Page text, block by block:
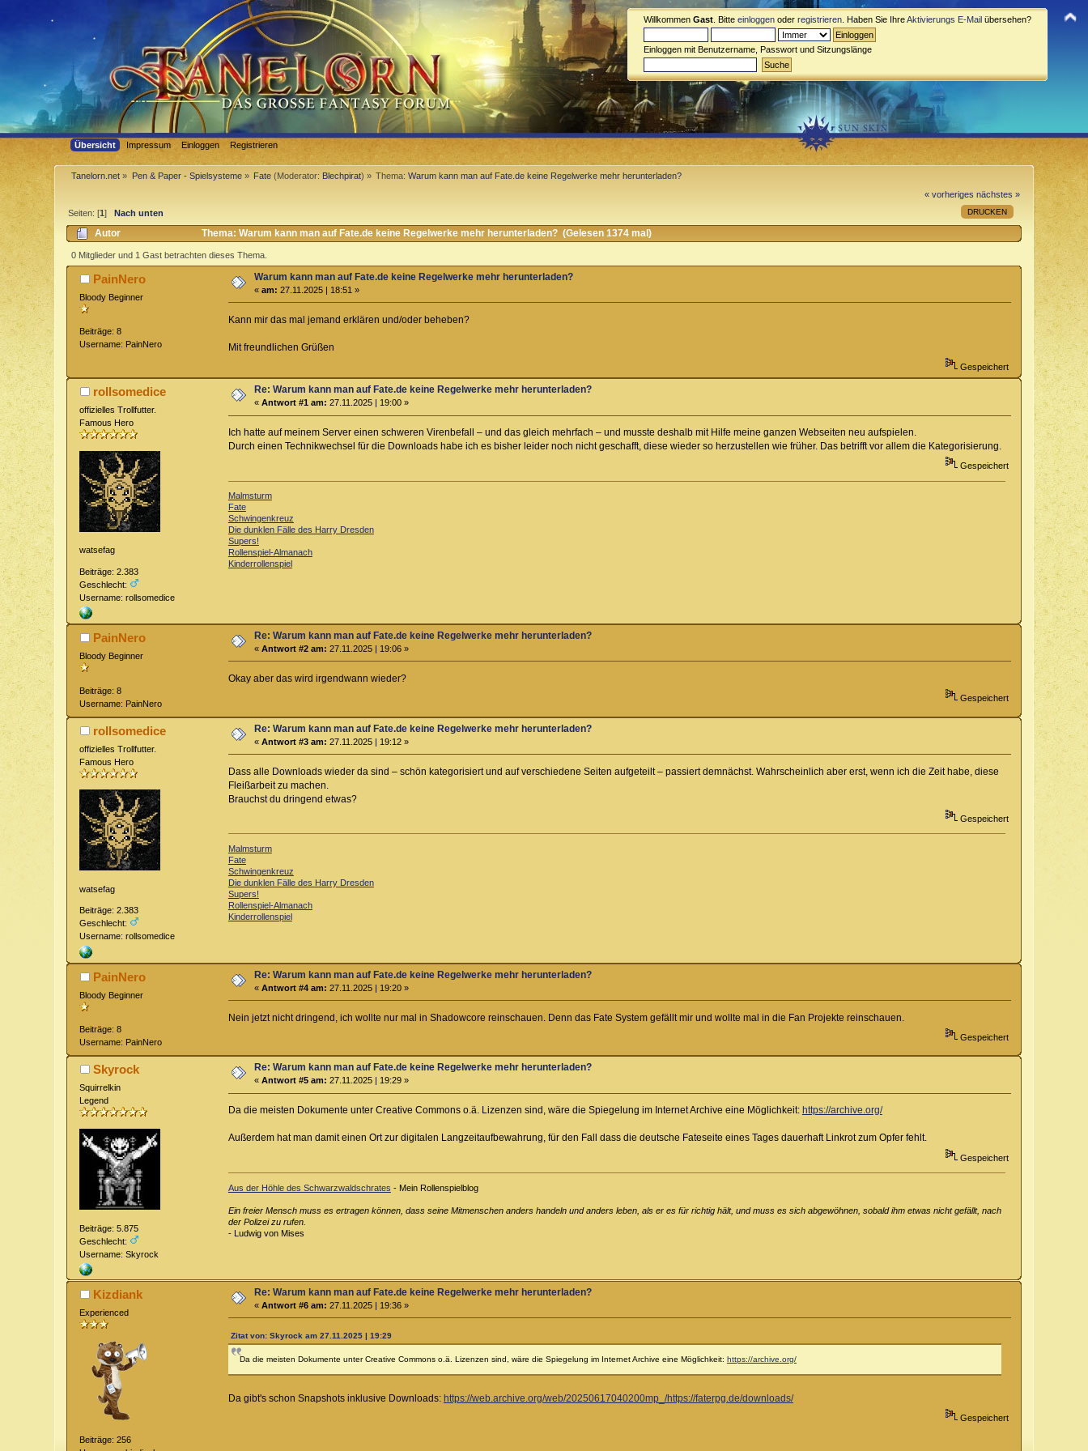
Willkommen Gast . Bitte einloggen oder registrieren . Haben Sie IhreAktivierungs E-Mail übersehen?
Einloggen mit Benutzername, Passwort und Sitzungslänge
Übersicht Impressum Einloggen Registrieren
Tanelorn.net » Pen & Paper - Spielsysteme» Fate (Moderator: Blechpirat) » Thema:Warum kann man auf Fate.de keine Regelwerke mehr herunterladen?
« vorheriges nächstes »
DRUCKEN
Seiten: [1]Nach unten
Autor Thema: Warum kann man auf Fate.de keine Regelwerke mehr herunterladen? (Gelesen 1374 mal)
0 Mitglieder und 1 Gast betrachten dieses Thema.
PainNero
Bloody Beginner
Beiträge: 8
Username: PainNero
Warum kann man auf Fate.de keine Regelwerke mehr herunterladen?
«am: 27.11.2025 | 18:51 »
Kann mir das mal jemand erklären und/oder beheben?
Mit freundlichen Grüßen
Gespeichert
rollsomedice
offizielles Trollfutter.
Famous Hero
watsefag
Beiträge: 2.383
Geschlecht:
Username: rollsomedice
Re: Warum kann man auf Fate.de keine Regelwerke mehr herunterladen?
«Antwort #1 am: 27.11.2025 | 19:00 »
Ich hatte auf meinem Server einen schweren Virenbefall – und das gleich mehrfach – und musste deshalb mit Hilfe meine ganzen Webseiten neu aufspielen.
Durch einen Technikwechsel für die Downloads habe ich es bisher leider noch nicht geschafft, diese wieder so herzustellen wie früher. Das betrifft vor allem die Kategorisierung.
Gespeichert
Malmsturm
Fate
Schwingenkreuz
Die dunklen Fälle des Harry Dresden
Supers!
Rollenspiel-Almanach
Kinderrollenspiel
PainNero
Bloody Beginner
Beiträge: 8
Username: PainNero
Re: Warum kann man auf Fate.de keine Regelwerke mehr herunterladen?
«Antwort #2 am: 27.11.2025 | 19:06 »
Okay aber das wird irgendwann wieder?
Gespeichert
rollsomedice
offizielles Trollfutter.
Famous Hero
watsefag
Beiträge: 2.383
Geschlecht:
Username: rollsomedice
Re: Warum kann man auf Fate.de keine Regelwerke mehr herunterladen?
«Antwort #3 am: 27.11.2025 | 19:12 »
Dass alle Downloads wieder da sind – schön kategorisiert und auf verschiedene Seiten aufgeteilt – passiert demnächst. Wahrscheinlich aber erst, wenn ich die Zeit habe, diese
Fleißarbeit zu machen.
Brauchst du dringend etwas?
Gespeichert
Malmsturm
Fate
Schwingenkreuz
Die dunklen Fälle des Harry Dresden
Supers!
Rollenspiel-Almanach
Kinderrollenspiel
PainNero
Bloody Beginner
Beiträge: 8
Username: PainNero
Re: Warum kann man auf Fate.de keine Regelwerke mehr herunterladen?
«Antwort #4 am: 27.11.2025 | 19:20 »
Nein jetzt nicht dringend, ich wollte nur mal in Shadowcore reinschauen. Denn das Fate System gefällt mir und wollte mal in die Fan Projekte reinschauen.
Gespeichert
Skyrock
Squirrelkin
Legend
Beiträge: 5.875
Geschlecht:
Username: Skyrock
Re: Warum kann man auf Fate.de keine Regelwerke mehr herunterladen?
«Antwort #5 am: 27.11.2025 | 19:29 »
Da die meisten Dokumente unter Creative Commons o.ä. Lizenzen sind, wäre die Spiegelung im Internet Archive eine Möglichkeit: https://archive.org/
Außerdem hat man damit einen Ort zur digitalen Langzeitaufbewahrung, für den Fall dass die deutsche Fateseite eines Tages dauerhaft Linkrot zum Opfer fehlt.
Gespeichert
Aus der Höhle des Schwarzwaldschrates - Mein Rollenspielblog
Ein freier Mensch muss es ertragen können, dass seine Mitmenschen anders handeln und anders leben, als er es für richtig hält, und muss es sich abgewöhnen, sobald ihm etwas nicht gefällt, nach
der Polizei zu rufen.
- Ludwig von Mises
Kizdiank
Experienced
Beiträge: 256
Re: Warum kann man auf Fate.de keine Regelwerke mehr herunterladen?
«Antwort #6 am: 27.11.2025 | 19:36 »
Zitat von: Skyrock am 27.11.2025 | 19:29
Da die meisten Dokumente unter Creative Commons o.ä. Lizenzen sind, wäre die Spiegelung im Internet Archive eine Möglichkeit: https://archive.org/
Da gibt's schon Snapshots inklusive Downloads: https://web.archive.org/web/20250617040200mp_/https://faterpg.de/downloads/
Gespeichert